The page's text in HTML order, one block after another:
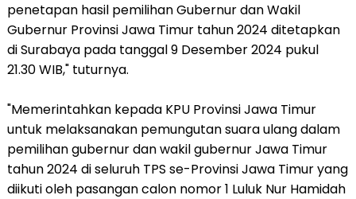
penetapan hasil pemilihan Gubernur dan Wakil
Gubernur Provinsi Jawa Timur tahun 2024 ditetapkan
di Surabaya pada tanggal 9 Desember 2024 pukul
21.30 WIB," tuturnya.
"Memerintahkan kepada KPU Provinsi Jawa Timur
untuk melaksanakan pemungutan suara ulang dalam
pemilihan gubernur dan wakil gubernur Jawa Timur
tahun 2024 di seluruh TPS se-Provinsi Jawa Timur yang
diikuti oleh pasangan calon nomor 1 Luluk Nur Hamidah